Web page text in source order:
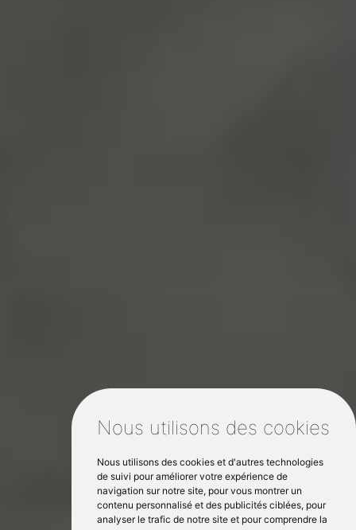
Nous utilisons des cookies
Nous utilisons des cookies et d'autres technologies
de suivi pour améliorer votre expérience de
navigation sur notre site, pour vous montrer un
contenu personnalisé et des publicités ciblées, pour
analyser le trafic de notre site et pour comprendre la